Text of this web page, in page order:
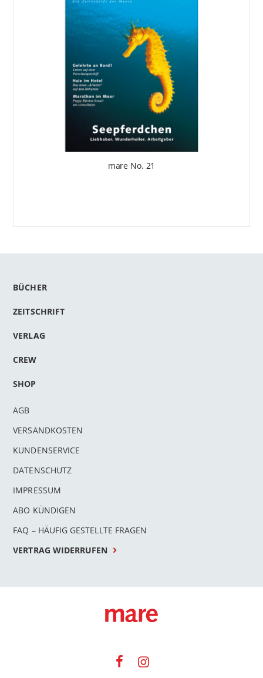
mare No. 21
BÜCHER
ZEITSCHRIFT
VERLAG
CREW
SHOP
AGB
VERSANDKOSTEN
KUNDENSERVICE
DATENSCHUTZ
IMPRESSUM
ABO KÜNDIGEN
FAQ – HÄUFIG GESTELLTE FRAGEN
VERTRAG WIDERRUFEN